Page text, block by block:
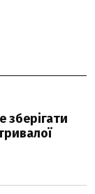
зберігати